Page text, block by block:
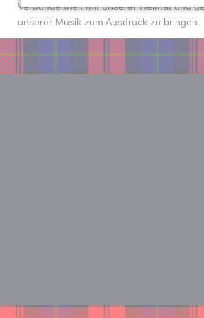
Verbundenheit mit unserer Heimat und
unserer Musik zum Ausdruck zu bringen.